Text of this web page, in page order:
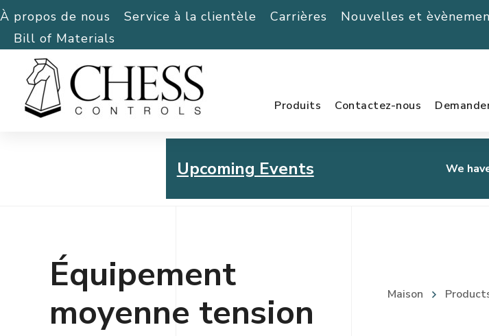
À propos de nous Service à la clientèle Carrières Nouvelles et
Bill of Materials
Produits Contactez-nous
Upcoming Events We
Chess Controls Golf Tournament
Équipement
moyenne tension
Maison